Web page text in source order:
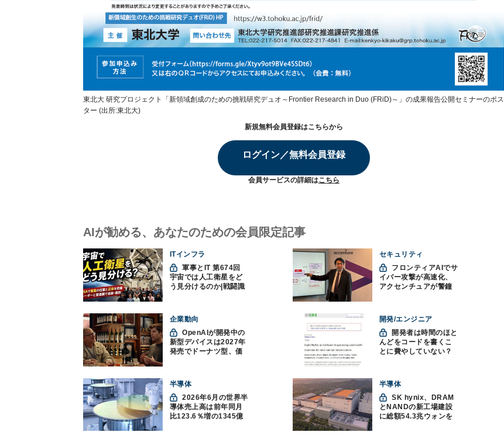
東北大 研究プロジェクト「新領域創成のための挑戦研究デュオ～Frontier Research in Duo (FRiD)～」の成果報告公開セミナーのポス
ター (出所:東北大)
新規無料会員登録はこちらから
ログイン／無料会員登録
会員サービスの詳細はこちら
AIが勧める、あなたのための会員限定記事
ITインフラ
軍事とIT 第674回
宇宙では人工衛星をど
う見分けるのか|戦闘識
セキュリティ
イバー攻撃が高速化、
アクセンチュアが警鐘
企業動向
OpenAIが開発中の
新型デバイスは2027年
発売でドーナツ型、価
開発/エンジニア
んどをコードを書くこ
とに費やしていない？
つの神話への賛否
半導体
2026年6月の世界半
導体売上高は前年同月
比123.6％増の1345億
半導体
SK hynix、DRAM
とNANDの新工場建設
に総額54.3兆ウォンを